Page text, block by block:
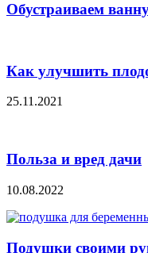
Обустраиваем
Как улучшить
25.11.2021
Польза и вред дачи
10.08.2022
Подушки своими